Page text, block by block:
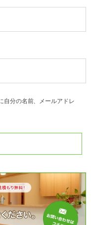
自分の名前、メールアドレ